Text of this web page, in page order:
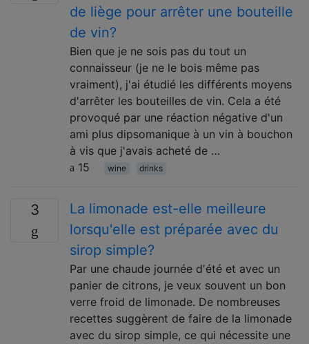
de liège pour arrêter une bouteille
de vin?
Bien que je ne sois pas du tout un
connaisseur (je ne le bois même pas
vraiment), j'ai étudié les différents moyens
d'arrêter les bouteilles de vin. Cela a été
provoqué par une réaction négative d'un
ami plus dipsomanique à un vin à bouchon
à vis que j'avais acheté de …
15
wine drinks
3
La limonade est-elle meilleure
lorsqu'elle est préparée avec du
sirop simple?
Par une chaude journée d'été et avec un
panier de citrons, je veux souvent un bon
verre froid de limonade. De nombreuses
recettes suggèrent de faire de la limonade
avec du sirop simple, ce qui nécessite une